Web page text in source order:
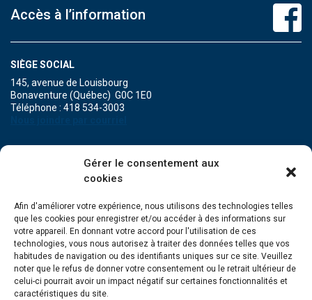
Gérer le consentement aux
cookies
Afin d'améliorer votre expérience, nous utilisons des technologies telles
que les cookies pour enregistrer et/ou accéder à des informations sur
votre appareil. En donnant votre accord pour l'utilisation de ces
technologies, vous nous autorisez à traiter des données telles que vos
habitudes de navigation ou des identifiants uniques sur ce site. Veuillez
noter que le refus de donner votre consentement ou le retrait ultérieur de
celui-ci pourrait avoir un impact négatif sur certaines fonctionnalités et
caractéristiques du site.
Accès à l’information
SIÈGE SOCIAL
145, avenue de Louisbourg
Bonaventure (Québec) G0C 1E0
Téléphone : 418 534-3003
471A, boulevard Perron
Maria (Québec) G0C 1Y0
POINT DE SERVICE DE GRANDE-RIVIÈRE
134, Grande Allée Est
Grande-Rivière (Québec) G0C 1V0
Téléphone : 418 385-3499